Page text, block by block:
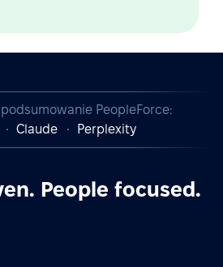
PeopleForce:
Claude Perplexity
People focused.